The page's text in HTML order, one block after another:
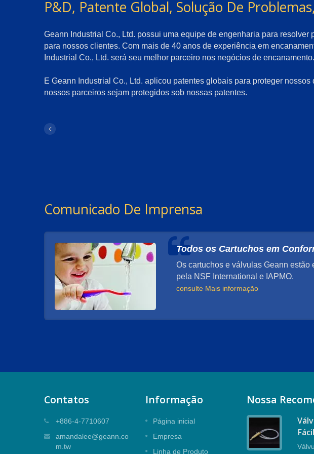
P&D, Patente Global, Solução De
Geann Industrial Co., Ltd. possui uma equipe de engenharia para
para nossos clientes. Com mais de 40 anos de experiência em
Industrial Co., Ltd. será seu melhor parceiro nos negócios de encanamento.
E Geann Industrial Co., Ltd. aplicou patentes globais para proteger
nossos parceiros sejam protegidos sob nossas patentes.
Comunicado De Imprensa
Todos os Cartuchos em
Os cartuchos e válvulas Geann
pela NSF International e IAPMO.
consulte Mais informação
Contatos
+886-4-7710607
amandalee@geann.co
m.tw
Informação
Página inicial
Empresa
Linha de Produto
Nossa
Cartucho Misturador de Vedação
Superior de 25mm